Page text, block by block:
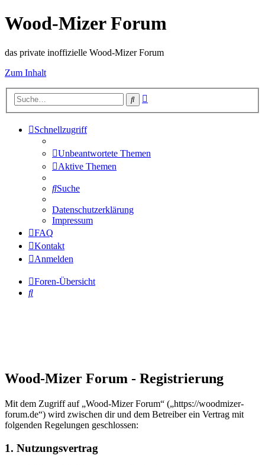
Wood-Mizer Forum
das private inoffizielle Wood-Mizer Forum
Zum Inhalt
Suche
Schnellzugriff
Unbeantwortete Themen
Aktive Themen
Suche
Datenschutzerklärung
Impressum
FAQ
Kontakt
Anmelden
Foren-Übersicht
Suche
Wood-Mizer Forum - Registrierung
Mit dem Zugriff auf „Wood-Mizer Forum“ („https://woodmizer-
forum.de“) wird zwischen dir und dem Betreiber ein Vertrag mit
folgenden Regelungen geschlossen:
1. Nutzungsvertrag